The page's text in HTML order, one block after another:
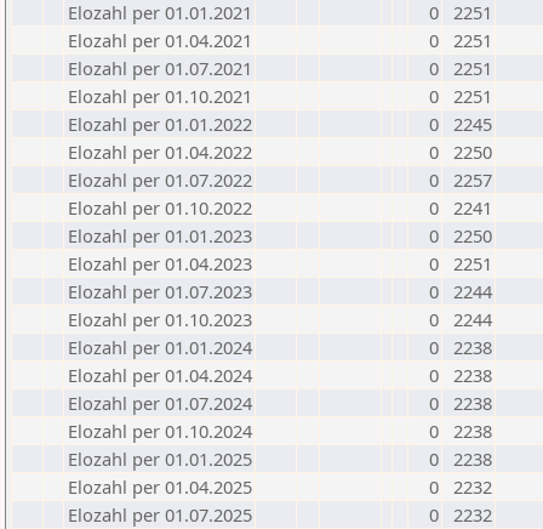
Elozahl per 01.01.2021
0 2251
Elozahl per 01.04.2021
0 2251
Elozahl per 01.07.2021
0 2251
Elozahl per 01.10.2021
0 2251
Elozahl per 01.01.2022
0 2245
Elozahl per 01.04.2022
0 2250
Elozahl per 01.07.2022
0 2257
Elozahl per 01.10.2022
0 2241
Elozahl per 01.01.2023
0 2250
Elozahl per 01.04.2023
0 2251
Elozahl per 01.07.2023
0 2244
Elozahl per 01.10.2023
0 2244
Elozahl per 01.01.2024
0 2238
Elozahl per 01.04.2024
0 2238
Elozahl per 01.07.2024
0 2238
Elozahl per 01.10.2024
0 2238
Elozahl per 01.01.2025
0 2238
Elozahl per 01.04.2025
0 2232
Elozahl per 01.07.2025
0 2232